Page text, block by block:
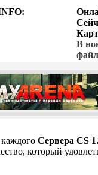
В
Сервера CS
который